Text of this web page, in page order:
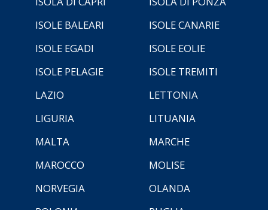
ISOLE BALEARI
ISOLE CANARIE
ISOLE EGADI
ISOLE EOLIE
ISOLE PELAGIE
ISOLE TREMITI
LAZIO
LETTONIA
LIGURIA
LITUANIA
MALTA
MARCHE
MAROCCO
MOLISE
NORVEGIA
OLANDA